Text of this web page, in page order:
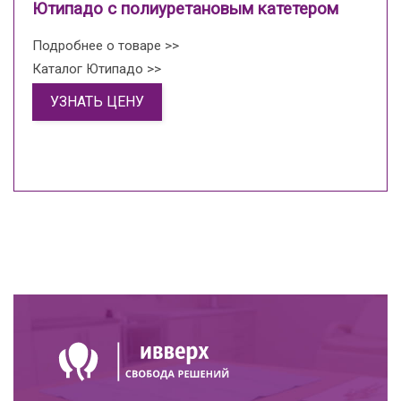
Ютипадо с полиуретановым катетером
Подробнее о товаре >>
Каталог Ютипадо >>
УЗНАТЬ ЦЕНУ